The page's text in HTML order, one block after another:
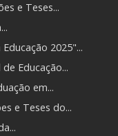
e Teses...
2025"...
Educação...
em...
e Teses do...